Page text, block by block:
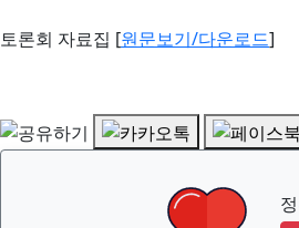
토론회 자료집 [원문보기/다운로드]